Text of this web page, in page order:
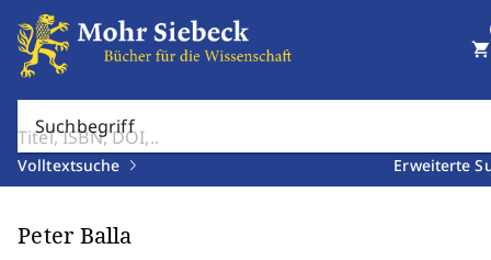
Suchbegriff
Volltextsuche Erweiterte
shopping_cart
Peter Balla